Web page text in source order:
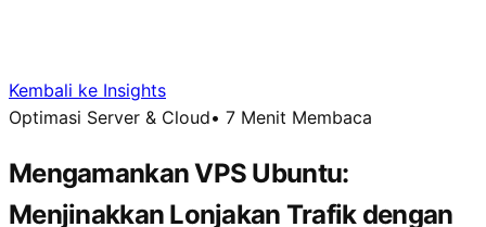
Kembali ke Insights
Optimasi Server & Cloud• 7 Menit Membaca
Mengamankan VPS Ubuntu:
Menjinakkan Lonjakan Trafik dengan